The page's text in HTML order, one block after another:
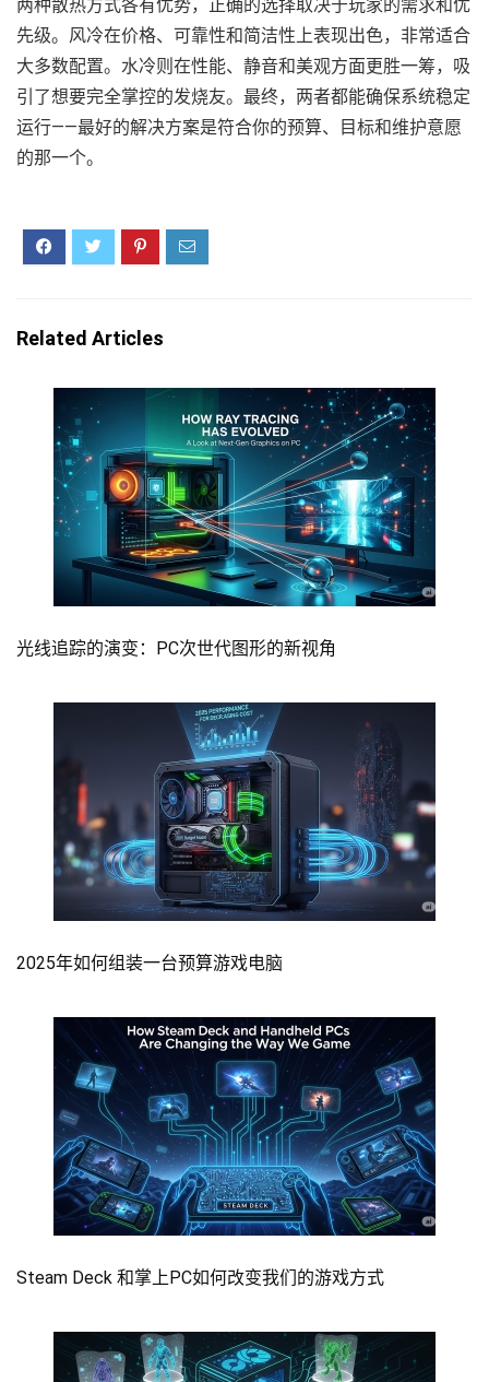
两种散热方式各有优势，正确的选择取决于玩家的需求和优
先级。风冷在价格、可靠性和简洁性上表现出色，非常适合
大多数配置。水冷则在性能、静音和美观方面更胜一筹，吸
引了想要完全掌控的发烧友。最终，两者都能确保系统稳定
运行——最好的解决方案是符合你的预算、目标和维护意愿
的那一个。
Related Articles
光线追踪的演变：PC次世代图形的新视角
2025年如何组装一台预算游戏电脑
Steam Deck 和掌上PC如何改变我们的游戏方式